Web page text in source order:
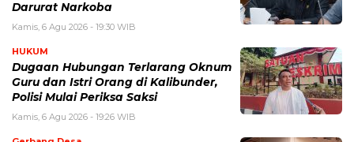
Darurat Narkoba
Kamis, 6 Agu 2026 - 19:30 WIB
HUKUM
Dugaan Hubungan Terlarang Oknum
Guru dan Istri Orang di Kalibunder,
Polisi Mulai Periksa Saksi
Kamis, 6 Agu 2026 - 19:26 WIB